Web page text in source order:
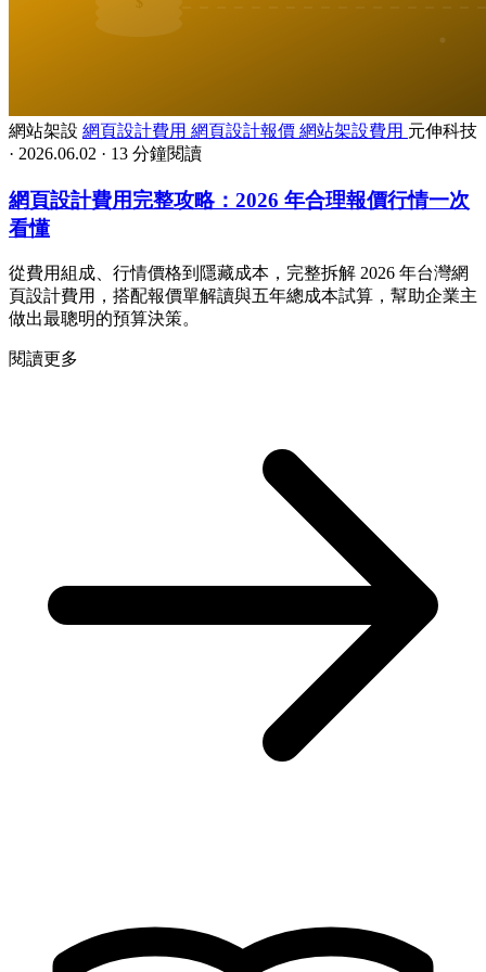
網站架設 網頁設計費用 網頁設計報價 網站架設費用 元伸科技
· 2026.06.02 · 13 分鐘閱讀
網頁設計費用完整攻略：2026 年合理報價行情一次
看懂
從費用組成、行情價格到隱藏成本，完整拆解 2026 年台灣網
頁設計費用，搭配報價單解讀與五年總成本試算，幫助企業主
做出最聰明的預算決策。
閱讀更多